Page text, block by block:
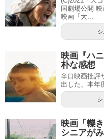
国劇場公開
映画『大...
映画『ハ
朴な感想
辛口映画批評
出した、本年
映画「轢
シニアが